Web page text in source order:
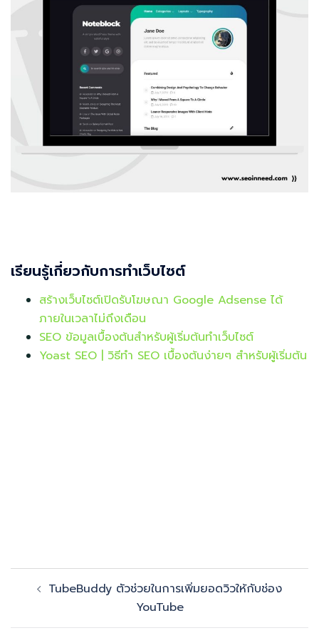
เรียนรู้เกี่ยวกับการทำเว็บไซต์
สร้างเว็บไซต์เปิดรับโฆษณา Google Adsense ได้
ภายในเวลาไม่ถึงเดือน
SEO ข้อมูลเบื้องต้นสำหรับผู้เริ่มต้นทำเว็บไซต์
Yoast SEO | วิธีทำ SEO เบื้องต้นง่ายๆ สำหรับผู้เริ่มต้น
Post
navigation
TubeBuddy ตัวช่วยในการเพิ่มยอดวิวให้กับช่อง
YouTube